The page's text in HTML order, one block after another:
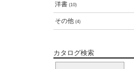
洋書 (10)
その他 (4)
カタログ検索